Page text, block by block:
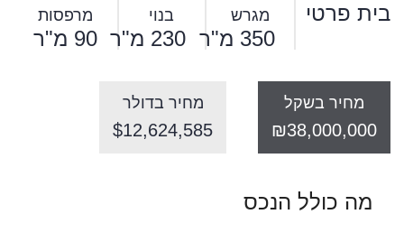
בית פרטי
מגרש
350 מ"ר
בנוי
230 מ"ר
מרפסות
90 מ"ר
מחיר בשקל
₪38,000,000
מחיר בדולר
$12,624,585
מה כולל הנכס